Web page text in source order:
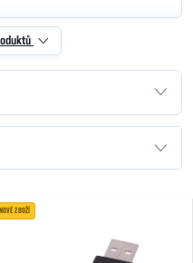
NOVÉ ZBOŽÍ